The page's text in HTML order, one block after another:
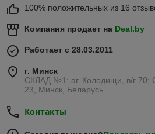
100% положительных из 16
Компания продает на Deal.by
Работает с 28.03.2011
г. Минск
СКЛАД №1: аг. Колодищи, в/г 70;
23, Минск, Беларусь
Контакты